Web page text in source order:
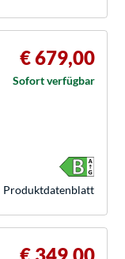
€ 679,00
Sofort verfügbar
Produkt­datenblatt